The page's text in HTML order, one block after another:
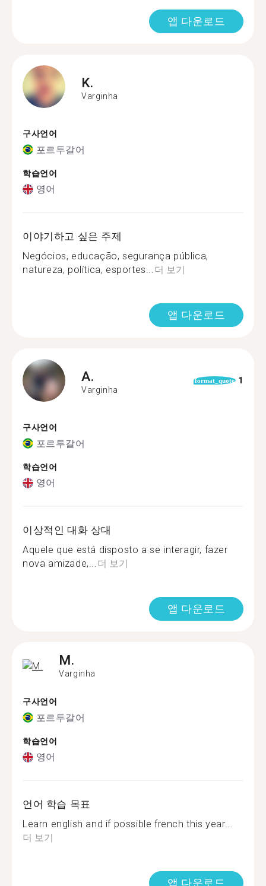
앱 다운로드
K.
Varginha
구사언어
포르투갈어
학습언어
영어
이야기하고 싶은 주제
Negócios, educação, segurança pública,
natureza, política, esportes...더 보기
앱 다운로드
A.
Varginha
format_quote 1
구사언어
포르투갈어
학습언어
영어
이상적인 대화 상대
Aquele que está disposto a se interagir, fazer
nova amizade,...더 보기
앱 다운로드
M.
Varginha
구사언어
포르투갈어
학습언어
영어
언어 학습 목표
Learn english and if possible french this year...
더 보기
앱 다운로드